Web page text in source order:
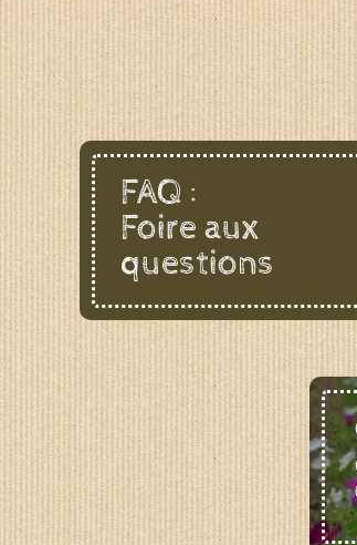
FAQ :
Foire aux
questions